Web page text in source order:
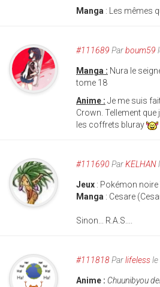
Manga : Les mêmes
#111689 Parboum59
Manga : Nura le
tome 18
Anime : Je me suis
Crown. Tellement
les coffrets bluray
#111690 ParKELHAN
Jeux : Pokémon noire
Manga : Cesare
Sinon... R.A.S....
#111818Parlifeless
Anime : Chuunibyou